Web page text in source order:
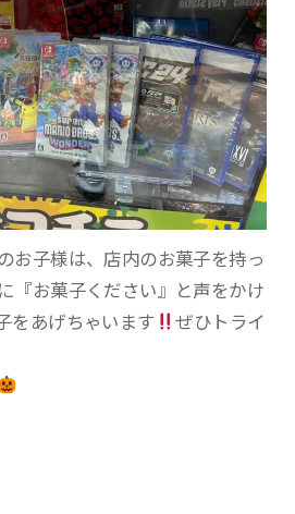
お子様は、店内のお菓子を持っ
『お菓子ください』と声をかけ
をあげちゃいます
ぜひトライ